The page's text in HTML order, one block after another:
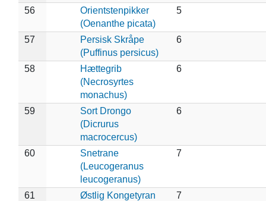
56
Orientstenpikker
(Oenanthe picata)
5
57
Persisk Skråpe
(Puffinus persicus)
6
58
Hættegrib
(Necrosyrtes
monachus)
6
59
Sort Drongo
(Dicrurus
macrocercus)
6
60
Snetrane
(Leucogeranus
leucogeranus)
7
61
Østlig Kongetyran
7